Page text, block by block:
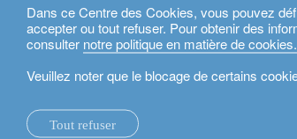
Dans ce Centre des Cookies, vous pouvez
accepter ou tout refuser. Pour obtenir des
consulter notre politique en matière de cookies.
Veuillez noter que le blocage de certains
Tout refuser
la maison.
changements systémiques.
voir tout.
expertise locale.
fonds d'investissement.
Français
politique de confidentialité.